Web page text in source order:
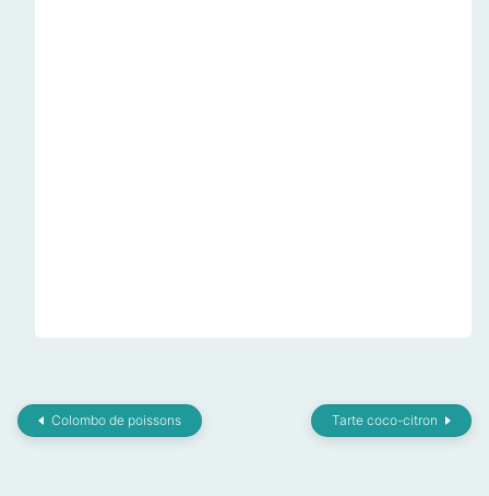
Colombo de poissons Tarte coco-citron